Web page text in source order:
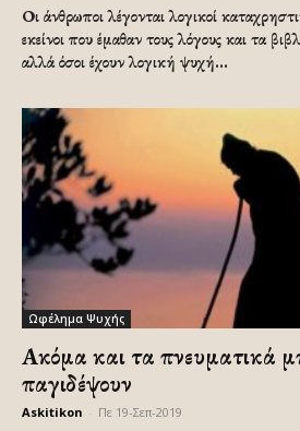
Οι άνθρωποι λέγονται λογικοί
εκείνοι που έμαθαν τους λόγους και τα
αλλά όσοι έχουν λογική ψυχή...
Ωφέλημα Ψυχής
Ακόμα και τα πνευματικά
παγιδέψουν
Askitikon Πε 19-Σεπ-2019